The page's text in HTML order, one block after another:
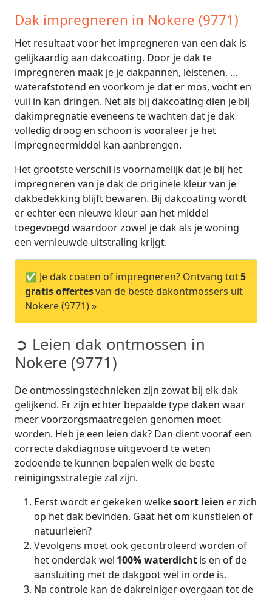
Dak impregneren in Nokere (9771)
Het resultaat voor het impregneren van een dak is
gelijkaardig aan dakcoating. Door je dak te
impregneren maak je je dakpannen, leistenen, …
waterafstotend en voorkom je dat er mos, vocht en
vuil in kan dringen. Net als bij dakcoating dien je bij
dakimpregnatie eveneens te wachten dat je dak
volledig droog en schoon is vooraleer je het
impregneermiddel kan aanbrengen.
Het grootste verschil is voornamelijk dat je bij het
impregneren van je dak de originele kleur van je
dakbedekking blijft bewaren. Bij dakcoating wordt
er echter een nieuwe kleur aan het middel
toegevoegd waardoor zowel je dak als je woning
een vernieuwde uitstraling krijgt.
✅ Je dak coaten of impregneren? Ontvang tot5
gratis offertesvan de beste dakontmossers uit
Nokere (9771) »
➲ Leien dak ontmossen in
Nokere (9771)
De ontmossingstechnieken zijn zowat bij elk dak
gelijkend. Er zijn echter bepaalde type daken waar
meer voorzorgsmaatregelen genomen moet
worden. Heb je een leien dak? Dan dient vooraf een
correcte dakdiagnose uitgevoerd te weten
zodoende te kunnen bepalen welk de beste
reinigingsstrategie zal zijn.
Eerst wordt er gekeken welkesoort leien er zich
op het dak bevinden. Gaat het om kunstleien of
natuurleien?
Vevolgens moet ook gecontroleerd worden of
het onderdak wel 100% waterdichtis en of de
aansluiting met de dakgoot wel in orde is.
Na controle kan de dakreiniger overgaan tot de